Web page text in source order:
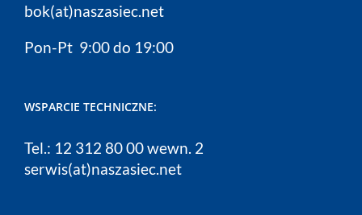
bok(at)naszasiec.net
Pon-Pt 9:00 do 19:00
WSPARCIE TECHNICZNE:
Tel.: 12 312 80 00 wewn. 2
serwis(at)naszasiec.net